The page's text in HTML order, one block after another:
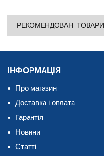
РЕКОМЕНДОВАНІ ТОВАРИ
ІНФОРМАЦІЯ
Про магазин
Доставка і оплата
Гарантія
Новини
Статті